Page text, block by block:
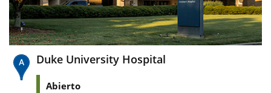
Duke University Hospital
Abierto